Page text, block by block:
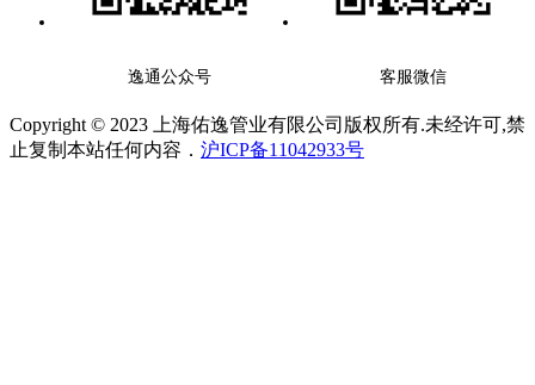
逸通公众号 客服微信
Copyright © 2023 上海佑逸管业有限公司版权所有.未经许可,禁
止复制本站任何内容． 沪ICP备11042933号